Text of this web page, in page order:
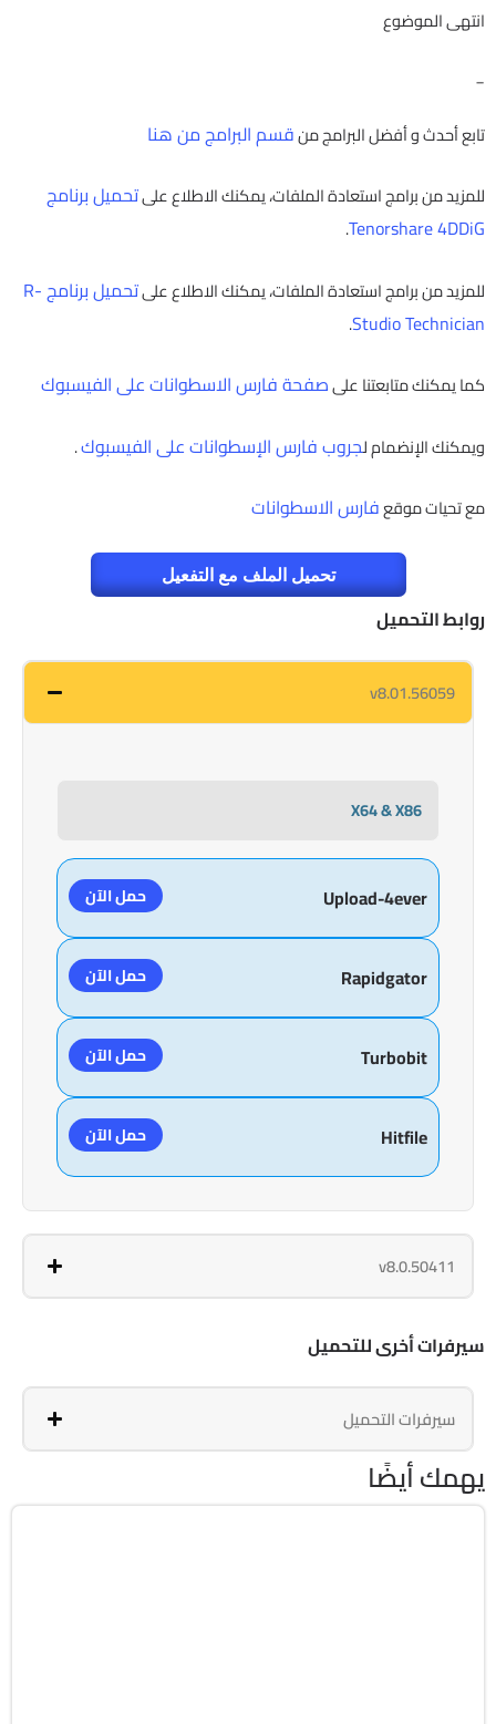
انتهى الموضوع
_
تابع أحدث و أفضل البرامج منقسم البرامج من هنا
للمزيد من برامج استعادة الملفات، يمكنك الاطلاع علىتحميل برنامج
Tenorshare 4DDiG
.
للمزيد من برامج استعادة الملفات، يمكنك الاطلاع على
تحميل برنامج R-
Studio Technician
.
كما يمكنك متابعتنا علىصفحة فارس الاسطوانات على الفيسبوك
ويمكنك الإنضمام لجروب فارس الإسطوانات على الفيسبوك.
مع تحيات موقعفارس الاسطوانات
تحميل الملف مع التفعيل
روابط التحميل
v8.01.56059
X64 & X86
Upload-4ever حمل الآن
Rapidgator حمل الآن
Turbobit حمل الآن
Hitfile حمل الآن
v8.0.50411
سيرفرات أخرى للتحميل
سيرفرات التحميل
يهمك أيضًا